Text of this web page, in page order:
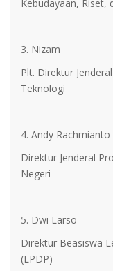
Kebudayaan, Riset,
3. Nizam
Plt. Direktur
Teknologi
4. Andy Rachmianto
Direktur Jenderal
Negeri
5. Dwi Larso
Direktur Beasiswa
(LPDP)